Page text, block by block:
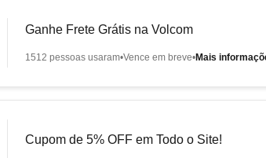
Ganhe Frete Grátis na Volcom
1512 pessoas usaram Vence em breve Mais
Cupom de 5% OFF em Todo o Site!